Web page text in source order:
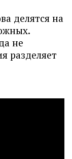
делятся на
не
разделяет